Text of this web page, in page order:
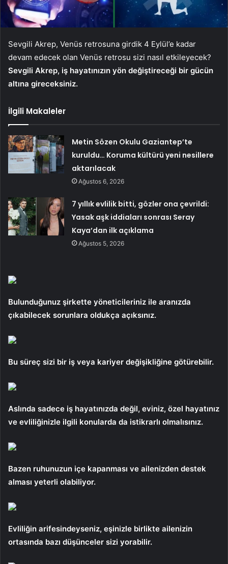
Sevgili Akrep, Venüs retrosuna girdik 4 Eylül’e kadar
devam edecek olan Venüs retrosu sizi nasıl etkileyecek?
Sevgili Akrep, iş hayatınızın yön değiştireceği bir gücün
altına gireceksiniz.
İlgili Makaleler
Metin Sözen Okulu Gaziantep’te
kuruldu… Koruma kültürü yeni nesillere
aktarılacak
Ağustos 6, 2026
7 yıllık evlilik bitti, gözler ona çevrildi:
Yasak aşk iddiaları sonrası Seray
Kaya’dan ilk açıklama
Ağustos 5, 2026
Bulunduğunuz şirkette yöneticileriniz ile aranızda
çıkabilecek sorunlara oldukça açıksınız.
Bu süreç sizi bir iş veya kariyer değişikliğine götürebilir.
Aslında sadece iş hayatınızda değil, eviniz, özel hayatınız
ve evliliğinizle ilgili konularda da istikrarlı olmalısınız.
Bazen ruhunuzun içe kapanması ve ailenizden destek
alması yeterli olabiliyor.
Evliliğin arifesindeyseniz, eşinizle birlikte ailenizin
ortasında bazı düşünceler sizi yorabilir.